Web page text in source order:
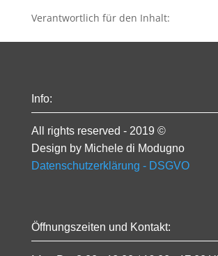
Verantwortlich für den Inhalt:
Info:
All rights reserved - 2019 ©
Design by Michele di Modugno
Datenschutzerklärung - DSGVO
Öffnungszeiten und Kontakt: